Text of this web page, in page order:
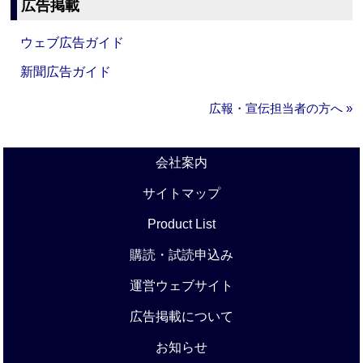
広告掲載
ウェブ広告ガイド
新聞広告ガイド
広報・宣伝担当者の方へ »
会社案内
サイトマップ
Product List
購読・試読申込み
運営ウェブサイト
広告掲載について
お知らせ